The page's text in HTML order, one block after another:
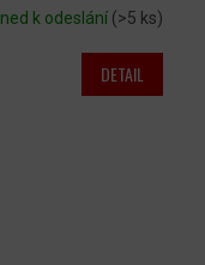
k odeslání (>5 ks)
DETAIL